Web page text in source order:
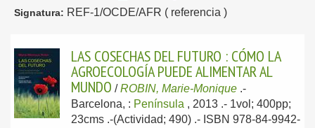
Signatura: REF-1/OCDE/AFR ( referencia )
LAS COSECHAS DEL FUTURO : CÓMO LA
AGROECOLOGÍA PUEDE ALIMENTAR AL
MUNDO /ROBIN, Marie-Monique .-
Barcelona, : Península , 2013 .- 1vol; 400pp;
23cms .-(Actividad; 490) .- ISBN 978-84-9942-